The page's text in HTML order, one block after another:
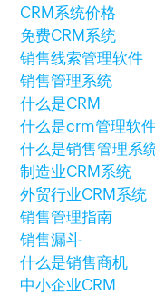
CRM系统价格
免费CRM系统
销售线索管理软件
销售管理系统
什么是CRM
什么是crm管理软
什么是销售管理系
制造业CRM系统
外贸行业CRM系统
销售管理指南
销售漏斗
什么是销售商机
中小企业CRM